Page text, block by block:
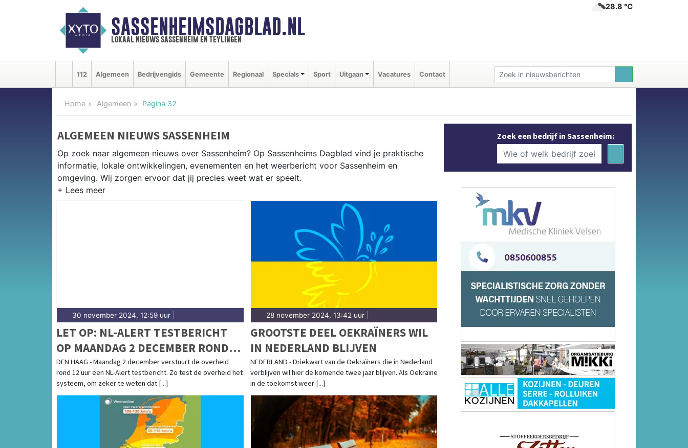
SASSENHEIMSDAGBLAD.NL
lokaal nieuws sassenheim en teylingen
28.8 ℃
112 Algemeen Bedrijvengids Gemeente Regionaal Specials Sport Uitgaan Vacatures Contact
Home Algemeen Pagina 32
ALGEMEEN NIEUWS SASSENHEIM
Op zoek naar algemeen nieuws over Sassenheim? Op Sassenheims Dagblad vind je praktische
informatie, lokale ontwikkelingen, evenementen en het weerbericht voor Sassenheim en
omgeving. Wij zorgen ervoor dat jij precies weet wat er speelt.
PRAKTISCHE INFORMATIE SASSENHEIM
Van werkzaamheden op de N208 en de Ringvaart tot evenementen als de bloembollencorso en
30 november 2024, 12:59 uur
LET OP: NL-ALERT TESTBERICHT
OP MAANDAG 2 DECEMBER ROND
12:00
DEN HAAG - Maandag 2 december verstuurt de overheid
rond 12 uur een NL-Alert testbericht. Zo test de overheid het
systeem, om zeker te weten dat [...]
28 november 2024, 13:42 uur|
GROOTSTE DEEL OEKRAÏNERS WIL
IN NEDERLAND BLIJVEN
NEDERLAND - Driekwart van de Oekraïners die in Nederland
verblijven wil hier de komende twee jaar blijven. Als Oekraïne
in de toekomst weer [...]
Zoek een bedrijf in Sassenheim: